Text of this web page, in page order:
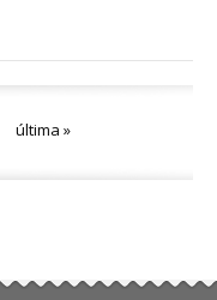
GONZÁLEZ
última »